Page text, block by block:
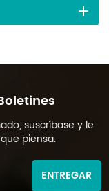
suscríbase y le
piensa.
ENTREGAR